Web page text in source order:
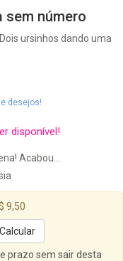
sem número
ursinhos dando uma
desejos!
disponível!
Acabou...
9,50
prazo sem sair desta